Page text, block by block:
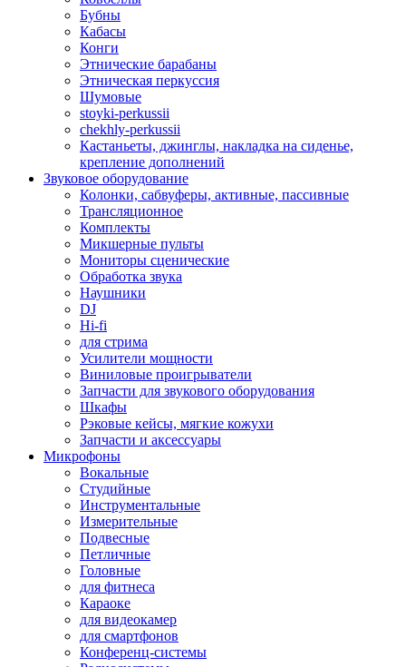
Бубны
Кабасы
Конги
Этнические барабаны
Этническая перкуссия
Шумовые
stoyki-perkussii
chekhly-perkussii
Кастаньеты, джинглы, накладка на сиденье,
крепление дополнений
Звуковое оборудование
Колонки, сабвуферы, активные, пассивные
Трансляционное
Комплекты
Микшерные пульты
Мониторы сценические
Обработка звука
Наушники
DJ
Hi-fi
для стрима
Усилители мощности
Виниловые проигрыватели
Запчасти для звукового оборудования
Шкафы
Рэковые кейсы, мягкие кожухи
Запчасти и аксессуары
Микрофоны
Вокальные
Студийные
Инструментальные
Измерительные
Подвесные
Петличные
Головные
для фитнеса
Караоке
для видеокамер
для смартфонов
Конференц-системы